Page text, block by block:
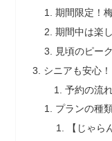
期間限定！
期間中は楽
見頃のピー
シニアも安心
予約の流
プランの種
【じゃら